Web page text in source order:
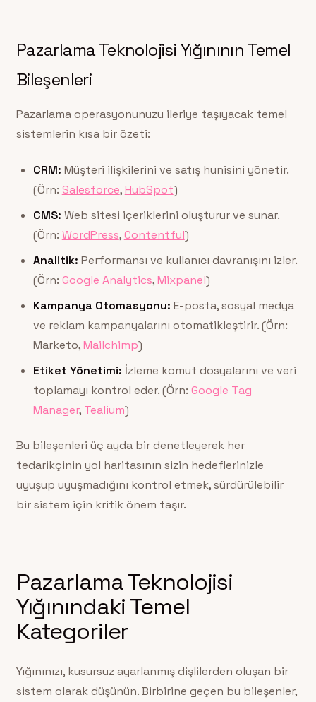
Pazarlama Teknolojisi Yığınının Temel
Bileşenleri
Pazarlama operasyonunuzu ileriye taşıyacak temel
sistemlerin kısa bir özeti:
CRM: Müşteri ilişkilerini ve satış hunisini yönetir.
(Örn: Salesforce,HubSpot)
CMS: Web sitesi içeriklerini oluşturur ve sunar.
(Örn: WordPress,Contentful)
Analitik: Performansı ve kullanıcı davranışını izler.
(Örn: Google Analytics,Mixpanel)
Kampanya Otomasyonu: E-posta, sosyal medya
ve reklam kampanyalarını otomatikleştirir. (Örn:
Marketo,Mailchimp)
Etiket Yönetimi: İzleme komut dosyalarını ve veri
toplamayı kontrol eder. (Örn: Google Tag
Manager, Tealium)
Bu bileşenleri üç ayda bir denetleyerek her
tedarikçinin yol haritasının sizin hedeflerinizle
uyuşup uyuşmadığını kontrol etmek, sürdürülebilir
bir sistem için kritik önem taşır.
Pazarlama Teknolojisi
Yığınındaki Temel
Kategoriler
Yığınınızı, kusursuz ayarlanmış dişlilerden oluşan bir
sistem olarak düşünün. Birbirine geçen bu bileşenler,